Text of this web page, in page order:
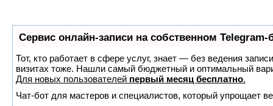
Сервис онлайн-записи на собственном Telegram-
Тот, кто работает в сфере услуг, знает — без ведения
визитах тоже. Нашли самый бюджетный и оптимальный
Для новых пользователей первый месяц бесплатно.
Чат-бот для мастеров и специалистов, который упрощает